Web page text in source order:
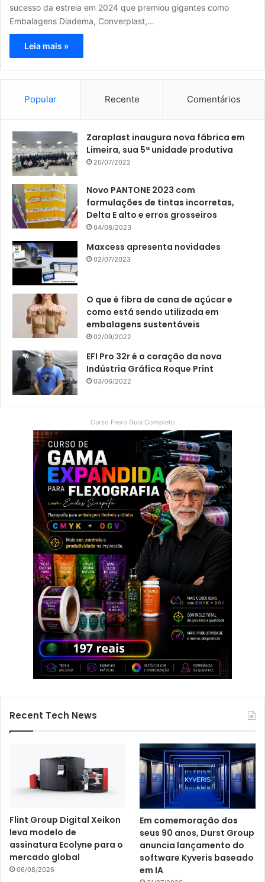
sucesso da estreia em 2024 que premiou gigantes como
Embalagens Diadema, Converplast,…
Leia mais »
Popular Recente Comentários
Zaraplast inaugura nova fábrica em
Limeira, sua 5ª unidade produtiva
20/07/2022
Novo PANTONE 2023 com
formulações de tintas incorretas,
Delta E alto e erros grosseiros
04/08/2023
Maxcess apresenta novidades
02/07/2023
O que é fibra de cana de açúcar e
como está sendo utilizada em
embalagens sustentáveis
02/09/2022
EFI Pro 32r é o coração da nova
Indústria Gráfica Roque Print
03/06/2022
Curso Flexo Guia Completo
Recent Tech News
Flint Group Digital Xeikon
leva modelo de
assinatura Ecolyne para o
mercado global
06/08/2026
Em comemoração dos
seus 90 anos, Durst Group
anuncia lançamento do
software Kyveris baseado
em IA